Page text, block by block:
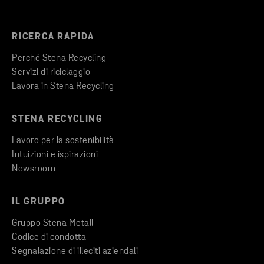
RICERCA RAPIDA
Perché Stena Recycling
Servizi di riciclaggio
Lavora in Stena Recycling
STENA RECYCLING
Lavoro per la sostenibilità
Intuizioni e ispirazioni
Newsroom
IL GRUPPO
Gruppo Stena Metall
Codice di condotta
Segnalazione di illeciti aziendali